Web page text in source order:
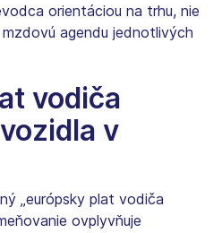
orientáciou na trhu, nie
agendu jednotlivých
vodiča
v
„európsky plat vodiča
ovplyvňuje